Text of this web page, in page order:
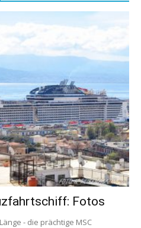
Fotos
- die prächtige MSC